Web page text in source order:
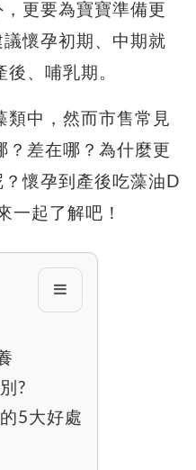
更要為寶寶準備更
懷孕初期、中期就
、哺乳期。
類中，然而市售常見
差在哪？為什麼更
懷孕到產後吃藻油D
一起了解吧！
?
5大好處